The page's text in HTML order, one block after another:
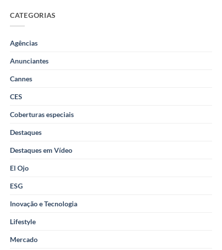
CATEGORIAS
Agências
Anunciantes
Cannes
CES
Coberturas especiais
Destaques
Destaques em Vídeo
El Ojo
ESG
Inovação e Tecnologia
Lifestyle
Mercado